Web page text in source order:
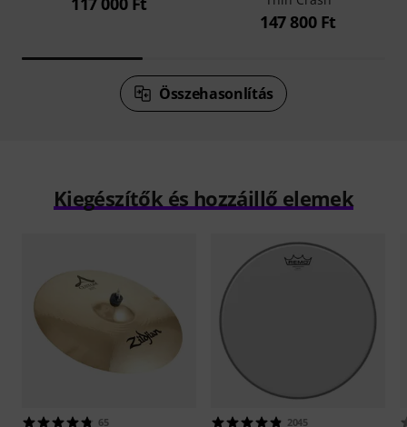
147 800 Ft
Összehasonlítás
Kiegészítők és hozzáillő elemek
65 2045